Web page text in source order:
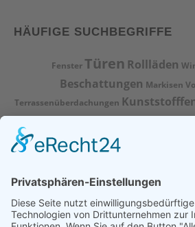
HÄUFIGE SUCHBEGRIFFE
Fenster Türen Rollläden
Beschattungen Markisen
Terrassenüberdachungen
Fensterbau